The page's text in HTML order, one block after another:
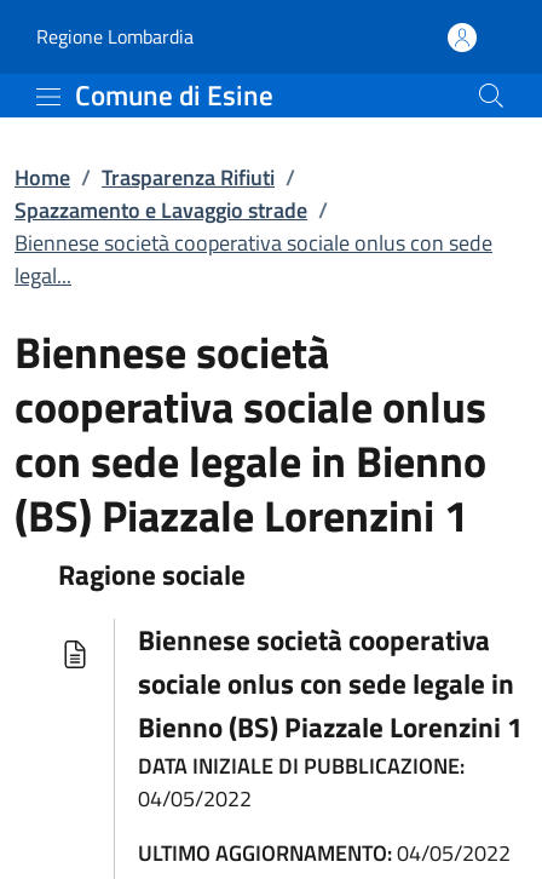
Biennese società
Regione Lombardia(apre in un'altra scheda).
Comune di Esine
Home / Trasparenza Rifiuti /
Spazzamento e Lavaggio strade /
Biennese società cooperativa sociale onlus con sede
legal...
Biennese società
cooperativa sociale onlus
con sede legale in Bienno
(BS) Piazzale Lorenzini 1
Ragione sociale
Biennese società cooperativa
sociale onlus con sede legale in
Bienno (BS) Piazzale Lorenzini 1
DATA INIZIALE DI PUBBLICAZIONE:
04/05/2022
ULTIMO AGGIORNAMENTO:04/05/2022